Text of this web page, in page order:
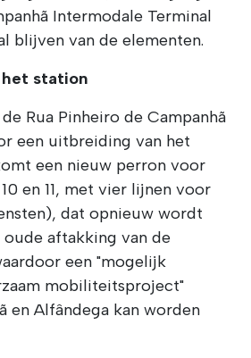
Intermodale Terminal
blijven van de elementen.
station
Rua Pinheiro de Campanhã
een uitbreiding van het
een nieuw perron voor
en 11, met vier lijnen voor
dat opnieuw wordt
aftakking van de
een "mogelijk
mobiliteitsproject"
en Alfândega kan worden